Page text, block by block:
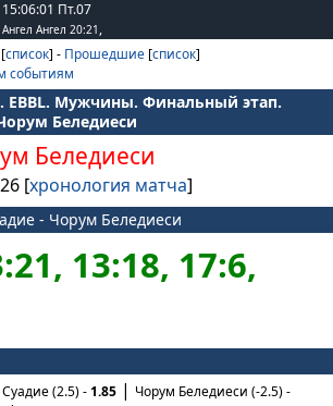
15:06:01 Пт.07
Ангел 20:21 ,
[список] - Прошедшие [список]
событиям
EBBL. Мужчины. Финальный этап.
Беледиеси
Беледиеси
[хронология матча]
- Чорум Беледиеси
13:18, 17:6,
Суадие (2.5) -1.85
Чорум Беледиеси (-2.5) -